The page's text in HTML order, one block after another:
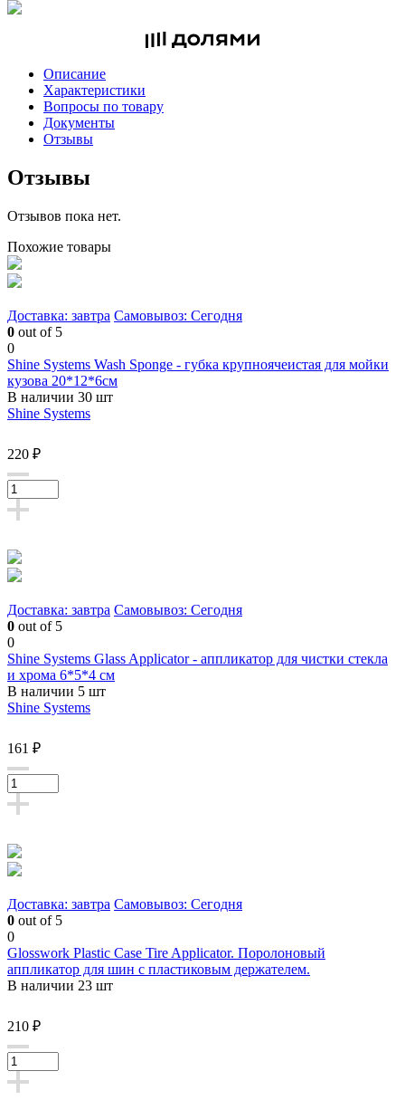
Описание
Характеристики
Вопросы по товару
Документы
Отзывы
Отзывы
Отзывов пока нет.
Похожие товары
Доставка: завтра Самовывоз: Сегодня
0 out of 5
0
Shine Systems Wash Sponge - губка крупноячеистая для мойки
кузова 20*12*6см
В наличии 30 шт
Shine Systems
220 ₽
Доставка: завтра Самовывоз: Сегодня
0 out of 5
0
Shine Systems Glass Applicator - аппликатор для чистки стекла
и хрома 6*5*4 см
В наличии 5 шт
Shine Systems
161 ₽
Доставка: завтра Самовывоз: Сегодня
0 out of 5
0
Glosswork Plastic Case Tire Applicator. Поролоновый
аппликатор для шин с пластиковым держателем.
В наличии 23 шт
210 ₽